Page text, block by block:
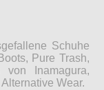
Schuhe
Pure Trash,
von Inamagura,
Wear.